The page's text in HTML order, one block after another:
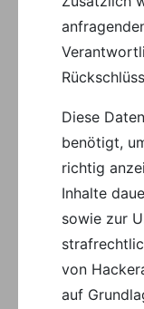
Diese
benötigt,
richtig
Inhalte
sowie zur
von
auf